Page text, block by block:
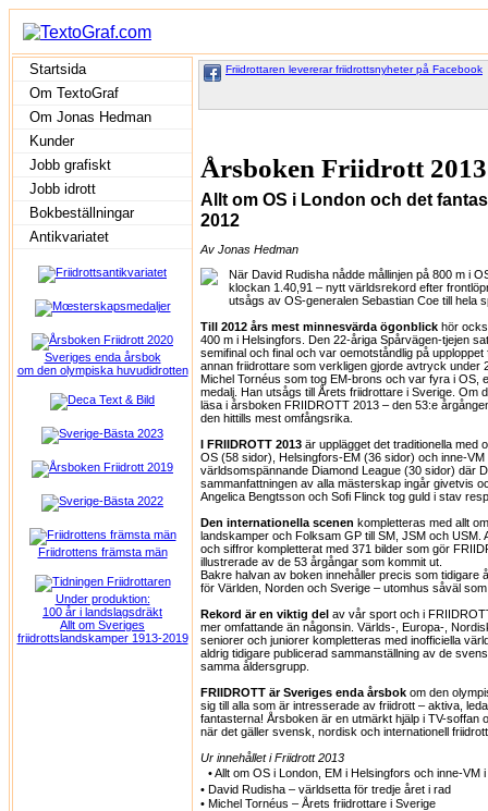
Startsida
Om TextoGraf
Om Jonas Hedman
Kunder
Jobb grafiskt
Jobb idrott
Bokbeställningar
Antikvariatet
Sveriges enda årsbok
om den olympiska huvudidrotten
Friidrottens främsta män
Under produktion:
100 år i landslagsdräkt
Allt om Sveriges
friidrottslandskamper 1913-2019
Friidrottaren levererar friidrottsnyheter på Facebook
Årsboken Friidrott 2013
Allt om OS i London och det
2012
Av Jonas Hedman
När David Rudisha nådde mållinjen på 800 m i
klockan 1.40,91 – nytt världsrekord efter
utsågs av OS-generalen Sebastian Coe till hela
Till 2012 års mest minnesvärda ögonblick hör
400 m i Helsingfors. Den 22-åriga Spårvägen-tjejen
semifinal och final och var oemotståndlig på
annan friidrottare som verkligen gjorde avtryck under
Michel Tornéus som tog EM-brons och var fyra i OS,
medalj. Han utsågs till Årets friidrottare i Sverige. Om
läsa i årsboken FRIIDROTT 2013 – den 53:e
den hittills mest omfångsrika.
I FRIIDROTT 2013 är upplägget det traditionella med
OS (58 sidor), Helsingfors-EM (36 sidor) och inne-
världsomspännande Diamond League (30 sidor) där
sammanfattningen av alla mästerskap ingår givetvis
Angelica Bengtsson och Sofi Flinck tog guld i stav
Den internationella scenen kompletteras med allt
landskamper och Folksam GP till SM, JSM och USM.
och siffror kompletterat med 371 bilder som gör
illustrerade av de 53 årgångar som kommit ut.
Bakre halvan av boken innehåller precis som tidigare
för Världen, Norden och Sverige – utomhus såväl
Rekord är en viktig del av vår sport och i
mer omfattande än någonsin. Världs-, Europa-,
seniorer och juniorer kompletteras med inofficiella
aldrig tidigare publicerad sammanställning av de
samma åldersgrupp.
FRIIDROTT är Sveriges enda årsbok om den
sig till alla som är intresserade av friidrott – aktiva,
fantasterna! Årsboken är en utmärkt hjälp i TV-soffan
när det gäller svensk, nordisk och internationell
Ur innehållet i Friidrott 2013
• Allt om OS i London, EM i Helsingfors och inne-VM
• David Rudisha – världsetta för tredje året i rad
• Michel Tornéus – Årets friidrottare i Sverige